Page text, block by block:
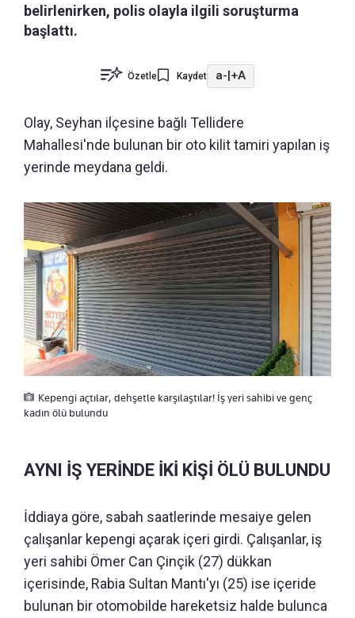
belirlenirken, polis olayla ilgili soruşturma
başlattı.
Özetle Kaydet a- +A
Olay, Seyhan ilçesine bağlı Tellidere
Mahallesi'nde bulunan bir oto kilit tamiri yapılan iş
yerinde meydana geldi.
Kepengi açtılar, dehşetle karşılaştılar! İş yeri sahibi ve genç
kadın ölü bulundu
AYNI İŞ YERİNDE İKİ KİŞİ ÖLÜ BULUNDU
İddiaya göre, sabah saatlerinde mesaiye gelen
çalışanlar kepengi açarak içeri girdi. Çalışanlar, iş
yeri sahibi Ömer Can Çinçik (27) dükkan
içerisinde, Rabia Sultan Mantı'yı (25) ise içeride
bulunan bir otomobilde hareketsiz halde bulunca